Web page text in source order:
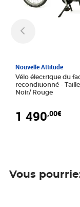
Nouvelle Attitude
Vélo électrique du
reconditionné - Taille normale -
Noir/ Rouge
1 490,00€
Vous